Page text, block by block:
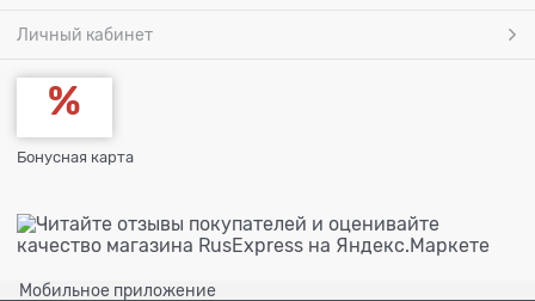
Личный кабинет
Бонусная карта
Мобильное приложение